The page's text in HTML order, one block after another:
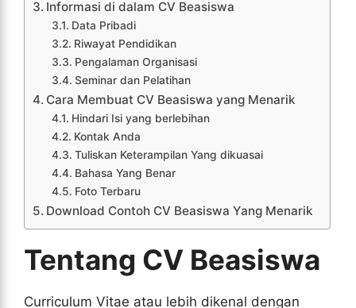
Informasi di dalam CV Beasiswa
Data Pribadi
Riwayat Pendidikan
Pengalaman Organisasi
Seminar dan Pelatihan
Cara Membuat CV Beasiswa yang Menarik
Hindari Isi yang berlebihan
Kontak Anda
Tuliskan Keterampilan Yang dikuasai
Bahasa Yang Benar
Foto Terbaru
Download Contoh CV Beasiswa Yang Menarik
Tentang CV Beasiswa
Curriculum Vitae atau lebih dikenal dengan